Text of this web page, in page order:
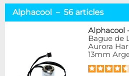
Catégorie
Tuyaux souples
37
Accessoires pour tuyaux
59
Marque
Alphacool
56
Alphacool – 56 articles
Alphacool
Bague de
Aurora
13mm